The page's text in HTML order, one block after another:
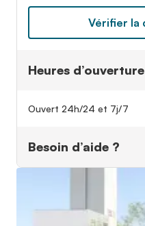
Vérifier la
Heures d’ouverture
Ouvert 24h/24 et 7j/7
Besoin d’aide ?